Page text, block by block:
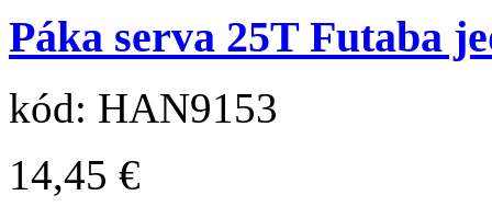
Páka serva 25T Futaba
kód: HAN9153
14,45 €